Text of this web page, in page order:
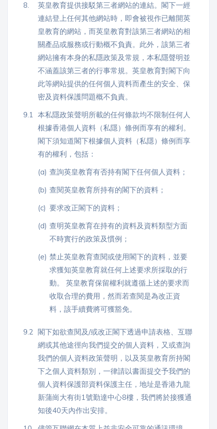
8.
英皇教育提供接駁第三者網站的連結。閣下一經
連結登上任何其他網站時，即會被視作已離開英
皇教育的網站，而英皇教育對該第三者網站的相
關產品或服務或行動概不負責。此外，該第三者
網站擁有本身的私隱政策及常規，本私隱聲明並
不涵蓋該第三者的行事常規。英皇教育對閣下向
此等網站提供的任何個人資料而產生的安全、保
密及資料保護問題概不負責。
9.1 本私隱政策聲明所載的任何條款均不限制任何人
根據香港個人資料（私隱）條例而享有的權利。
閣下須知道閣下根據個人資料（私隱）條例而享
有的權利，包括：
(a) 查詢英皇教育有否持有閣下任何個人資料；
(b) 查閱英皇教育所持有的閣下的資料；
(c) 要求改正閣下的資料；
(d) 查明英皇教育在持有的資料及資料類型方面
不時實行的政策及慣例；
(e) 禁止英皇教育查閱或使用閣下的資料，並要
求獲知英皇教育就任何上述要求所採取的行
動。 英皇教育保留權利就遵循上述的要求而
收取合理的費用，然而若查閱是為改正資
料，該手續費將可獲豁免。
9.2 閣下如欲查閱及/或改正閣下透過申請表格、互聯
網或其他途徑向我們提交的個人資料，又或查詢
我們的個人資料政策聲明，以及英皇教育所持閣
下之個人資料類別，一律請以書面提交予我們的
個人資料保護部資料保護主任，地址是香港九龍
新蒲崗大有街1號勤達中心8樓，我們將於接獲通
知後40天內作出安排。